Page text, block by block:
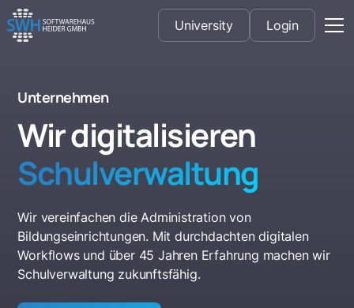
University Login
Unternehmen
Wir digitalisieren
Schulverwaltung
Wir vereinfachen die Administration von
Bildungseinrichtungen. Mit durchdachten digitalen
Workflows und über 45 Jahren Erfahrung machen wir
Schulverwaltung zukunftsfähig.